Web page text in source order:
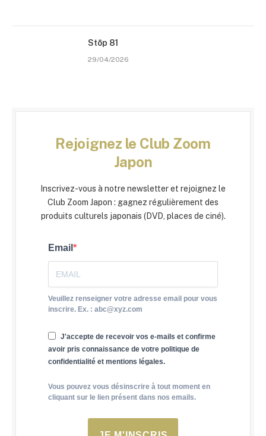
Stōp 81
29/04/2026
Rejoignez le Club Zoom
Japon
Inscrivez-vous à notre newsletter et rejoignez le
Club Zoom Japon : gagnez régulièrement des
produits culturels japonais (DVD, places de ciné).
Email
Veuillez renseigner votre adresse email pour vous
inscrire. Ex. : abc@xyz.com
J'accepte de recevoir vos e-mails et confirme
avoir pris connaissance de votre politique de
confidentialité et mentions légales.
Vous pouvez vous désinscrire à tout moment en
cliquant sur le lien présent dans nos emails.